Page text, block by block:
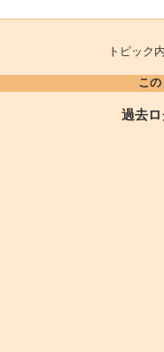
トピッ
こ
過去